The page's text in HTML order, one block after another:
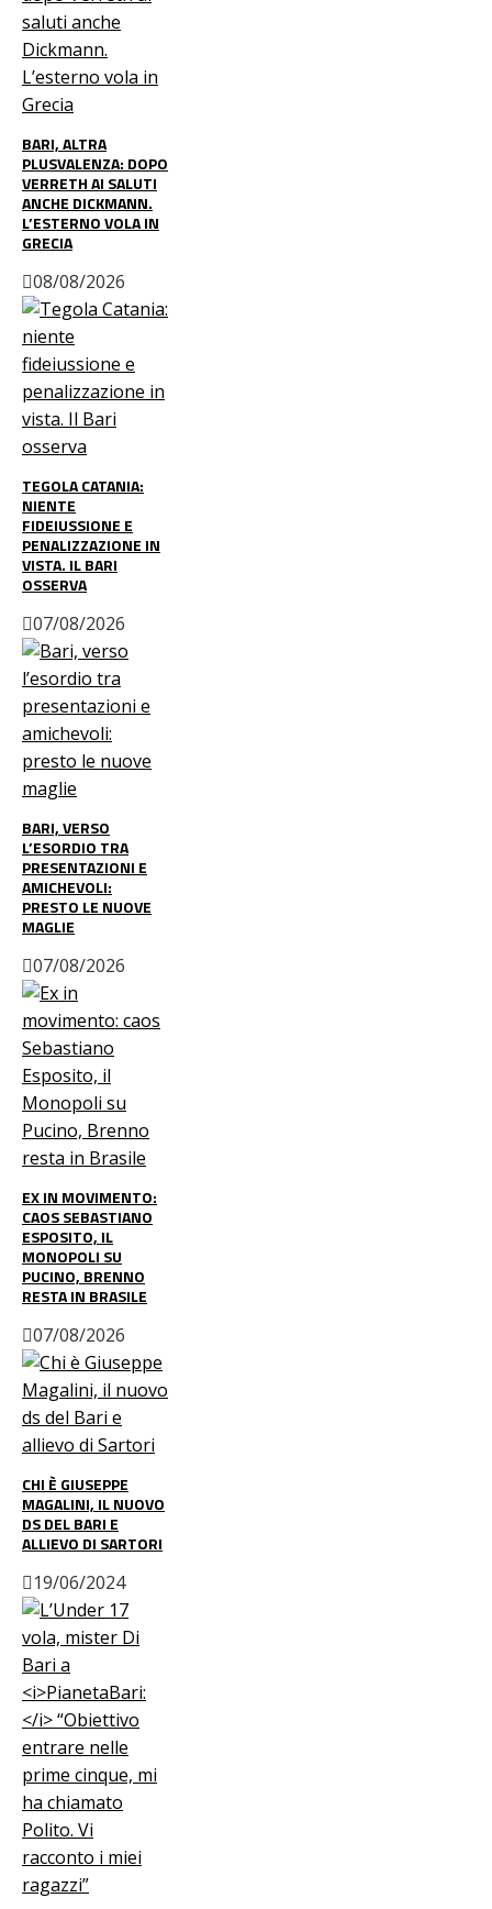
BARI, ALTRA
PLUSVALENZA: DOPO
VERRETH AI SALUTI
ANCHE DICKMANN.
L’ESTERNO VOLA IN
GRECIA
08/08/2026
TEGOLA CATANIA:
NIENTE
FIDEIUSSIONE E
PENALIZZAZIONE IN
VISTA. IL BARI
OSSERVA
07/08/2026
BARI, VERSO
L’ESORDIO TRA
PRESENTAZIONI E
AMICHEVOLI:
PRESTO LE NUOVE
MAGLIE
07/08/2026
EX IN MOVIMENTO:
CAOS SEBASTIANO
ESPOSITO, IL
MONOPOLI SU
PUCINO, BRENNO
RESTA IN BRASILE
07/08/2026
CHI È GIUSEPPE
MAGALINI, IL NUOVO
DS DEL BARI E
ALLIEVO DI SARTORI
19/06/2024